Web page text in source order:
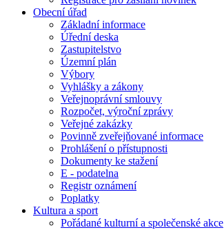
Obecní úřad
Základní informace
Úřední deska
Zastupitelstvo
Územní plán
Výbory
Vyhlášky a zákony
Veřejnoprávní smlouvy
Rozpočet, výroční zprávy
Veřejné zakázky
Povinně zveřejňované informace
Prohlášení o přístupnosti
Dokumenty ke stažení
E - podatelna
Registr oznámení
Poplatky
Kultura a sport
Pořádané kulturní a společenské akce